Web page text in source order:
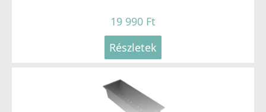
ELLECI - Csaptelep Stream Plus - matt fekete
19 990 Ft
Részletek